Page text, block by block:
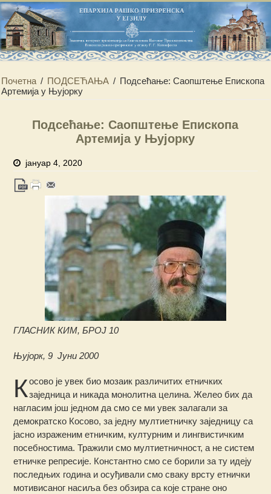
Почетна / ПОДСЕЋАЊА / Подсећање: Саопштење Епископа
Артемија у Њујорку
Подсећање: Саопштење Епископа
Артемија у Њујорку
јануар 4, 2020
ГЛАСНИК КИМ, БРОЈ 10
Њујорк, 9 Јуни 2000
Косово је увек био мозаик различитих етничких
заједница и никада монолитна целина. Желео бих да
нагласим још једном да смо се ми увек залагали за
демократско Косово, за једну мултиетничку заједницу са
јасно израженим етничким, културним и лингвистичким
посебностима. Тражили смо мултиетничност, а не систем
етничке репресије. Константно смо се борили за ту идеју
последњих година и осуђивали смо сваку врсту етнички
мотивисаног насиља без обзира са које стране оно